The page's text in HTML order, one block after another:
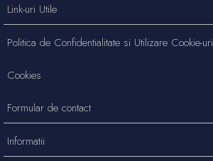
Link-uri Utile
Politica de Confidentialitate si Utilizare Cookie-uri
Cookies
Formular de contact
Informatii